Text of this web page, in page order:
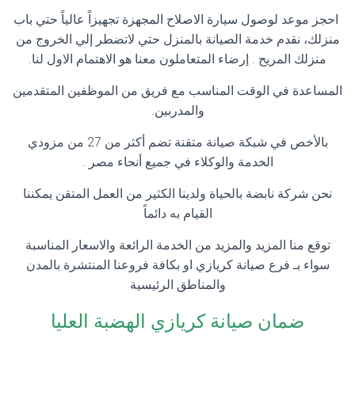
احجز موعد لوصول سيارة الاصلاح المجهزة تجهيزاً عالياً حتي باب
منزلك، نقدم خدمة الصيانة بالمنزل حتي لاتضطر إلي الخروج من
منزلك المريح . إرضاء المتعاملون معنا هو الاهتمام الاول لنا.
المساعدة في الوقت المناسب مع فريق من الموظفين المتقدمين
والمدربين.
بالأخص في شبكة صيانة متقنة تضم أكثر من 27 من مزودي
الخدمة والوكلاء في جميع أنحاء مصر .
نحن شركة نابضة بالحياة ولدينا الكثير من العمل المتقن يمكننا
القيام به دائماً
توقع منا المزيد والمزيد من الخدمة الرائعة والاسعار المناسبة
سواء بـ فرع صيانة كريازي او بكافة فروعنا المنتشرة بالمدن
والمناطق الرئيسية
ضمان صيانة كريازي الهضبة العليا